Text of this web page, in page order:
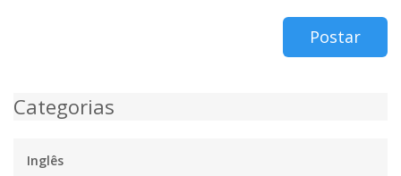
Postar
Categorias
Inglês